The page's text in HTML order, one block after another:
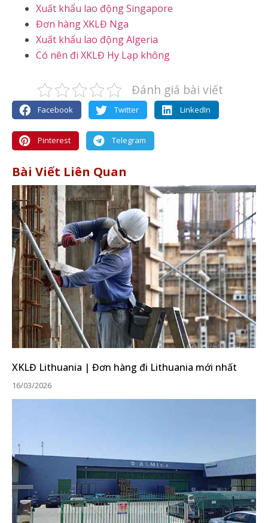
Xuất khẩu lao động Singapore
Đơn hàng XKLĐ Nga
Xuất khẩu lao động Algeria
Có nên đi XKLĐ Hy Lạp không
Đánh giá bài viết
Facebook Twitter LinkedIn
Pinterest Telegram
Bài Viết Liên Quan
XKLĐ Lithuania | Đơn hàng đi Lithuania mới nhất
16/03/2026